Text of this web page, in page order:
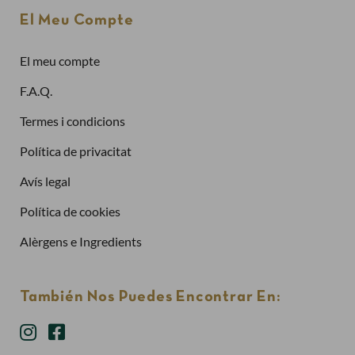
El Meu Compte
El meu compte
F.A.Q.
Termes i condicions
Política de privacitat
Avís legal
Política de cookies
Alèrgens e Ingredients
También Nos Puedes Encontrar En:
Has oblidat la contrasenya?